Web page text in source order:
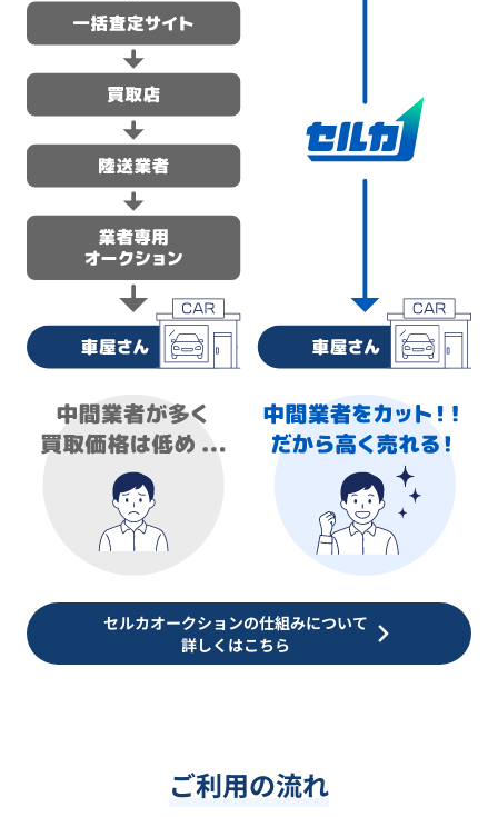
セルカオークションの仕組みについて
詳しくはこちら
ご利用の流れ